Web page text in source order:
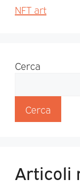
NFT art
Cerca
Cerca
Articoli